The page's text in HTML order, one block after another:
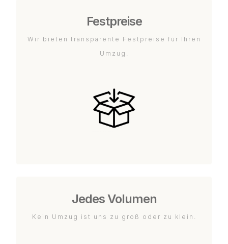
Festpreise
Wir bieten transparente Festpreise für Ihren
Umzug.
Jedes Volumen
Kein Umzug ist uns zu groß oder zu klein.